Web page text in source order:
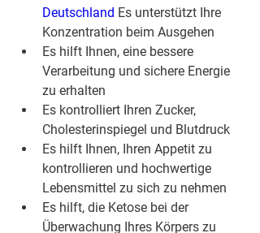
Deutschland Es unterstützt Ihre
Konzentration beim Ausgehen
Es hilft Ihnen, eine bessere
Verarbeitung und sichere Energie
zu erhalten
Es kontrolliert Ihren Zucker,
Cholesterinspiegel und Blutdruck
Es hilft Ihnen, Ihren Appetit zu
kontrollieren und hochwertige
Lebensmittel zu sich zu nehmen
Es hilft, die Ketose bei der
Überwachung Ihres Körpers zu